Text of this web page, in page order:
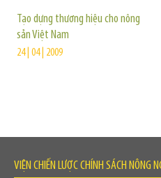
Tạo dựng thương hiệu cho nông
sản Việt Nam
24 | 04 | 2009
VIỆN CHIẾN LƯỢC CHÍNH SÁCH NÔNG